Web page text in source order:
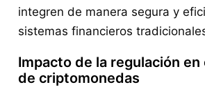
integren de manera segura y
sistemas financieros
Impacto de la regulación en
de criptomonedas